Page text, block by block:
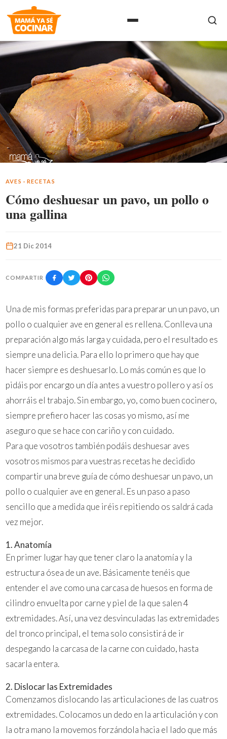
AVES · RECETAS
Cómo deshuesar un pavo, un pollo o
una gallina
21 Dic 2014
COMPARTIR
Una de mis formas preferidas para preparar un un pavo, un
pollo o cualquier ave en general es rellena. Conlleva una
preparación algo más larga y cuidada, pero el resultado es
siempre una delicia. Para ello lo primero que hay que
hacer siempre es deshuesarlo. Lo más común es que lo
pidáis por encargo un día antes a vuestro pollero y así os
ahorráis el trabajo. Sin embargo, yo, como buen cocinero,
siempre prefiero hacer las cosas yo mismo, así me
aseguro que se hace con cariño y con cuidado.
Para que vosotros también podáis deshuesar aves
vosotros mismos para vuestras recetas he decidido
compartir una breve guía de cómo deshuesar un pavo, un
pollo o cualquier ave en general. Es un paso a paso
sencillo que a medida que iréis repitiendo os saldrá cada
vez mejor.
1. Anatomía
En primer lugar hay que tener claro la anatomía y la
estructura ósea de un ave. Básicamente tenéis que
entender el ave como una carcasa de huesos en forma de
cilindro envuelta por carne y piel de la que salen 4
extremidades. Así, una vez desvinculadas las extremidades
del tronco principal, el tema solo consistirá de ir
despegando la carcasa de la carne con cuidado, hasta
sacarla entera.
2. Dislocar las Extremidades
Comenzamos dislocando las articulaciones de las cuatros
extremidades. Colocamos un dedo en la articulación y con
la otra mano la movemos forzándola hacia el lado que más